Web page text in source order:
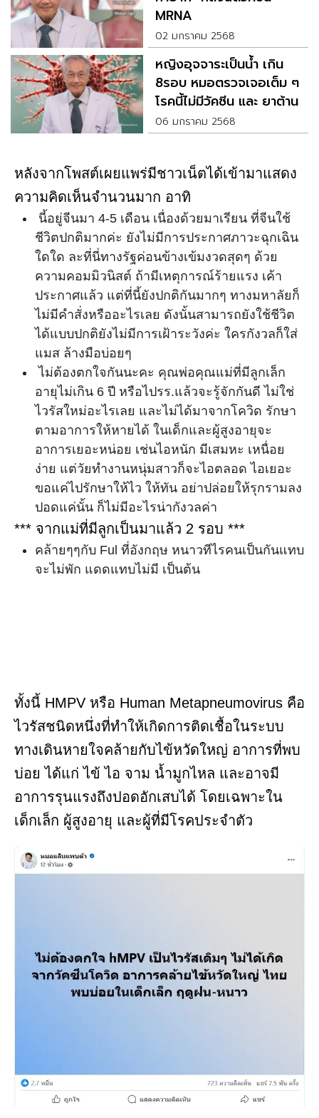
MRNA
02 มกราคม 2568
หญิงอุจจาระเป็นน้ำ เกิน
8รอบ หมอตรวจเจอเต็ม ๆ
โรคนี้ไม่มีวัคซีน และ ยาต้าน
06 มกราคม 2568
หลังจากโพสต์เผยแพร่มีชาวเน็ตได้เข้ามาแสดง
ความคิดเห็นจำนวนมาก อาทิ
นี้อยู่จีนมา 4-5 เดือน เนื่องด้วยมาเรียน ที่จีนใช้
ชีวิตปกติมากค่ะ ยังไม่มีการประกาศภาวะฉุกเฉิน
ใดใด ละที่นี่ทางรัฐค่อนข้างเข้มงวดสุดๆ ด้วย
ความคอมมิวนิสต์ ถ้ามีเหตุการณ์ร้ายแรง เค้า
ประกาศแล้ว แต่ที่นี้ยังปกติกันมากๆ ทางมหาลัยก็
ไม่มีคำสั่งหรืออะไรเลย ดังนั้นสามารถยังใช้ชีวิต
ได้แบบปกติยังไม่มีการเฝ้าระวังค่ะ ใครกังวลก็ใส่
แมส ล้างมือบ่อยๆ
ไม่ต้องตกใจกันนะคะ คุณพ่อคุณแม่ที่มีลูกเล็ก
อายุไม่เกิน 6 ปี หรือไปรร.แล้วจะรู้จักกันดี ไม่ใช่
ไวรัสใหม่อะไรเลย และไม่ได้มาจากโควิด รักษา
ตามอาการให้หายได้ ในเด็กและผู้สูงอายุจะ
อาการเยอะหน่อย เช่นไอหนัก มีเสมหะ เหนื่อย
ง่าย แต่วัยทำงานหนุ่มสาวก็จะไอตลอด ไอเยอะ
ขอแค่ไปรักษาให้ไว ให้ทัน อย่าปล่อยให้รุกรามลง
ปอดแค่นั้น ก็ไม่มีอะไรน่ากังวลค่า
*** จากแม่ที่มีลูกเป็นมาแล้ว 2 รอบ ***
คล้ายๆๆกับ Ful ที่อังกฤษ หนาวทีไรคนเป็นกันแทบ
จะไม่พัก แดดแทบไม่มี เป็นต้น
ทั้งนี้ HMPV หรือ Human Metapneumovirus คือ
ไวรัสชนิดหนึ่งที่ทำให้เกิดการติดเชื้อในระบบ
ทางเดินหายใจคล้ายกับไข้หวัดใหญ่ อาการที่พบ
บ่อย ได้แก่ ไข้ ไอ จาม น้ำมูกไหล และอาจมี
อาการรุนแรงถึงปอดอักเสบได้ โดยเฉพาะใน
เด็กเล็ก ผู้สูงอายุ และผู้ที่มีโรคประจำตัว